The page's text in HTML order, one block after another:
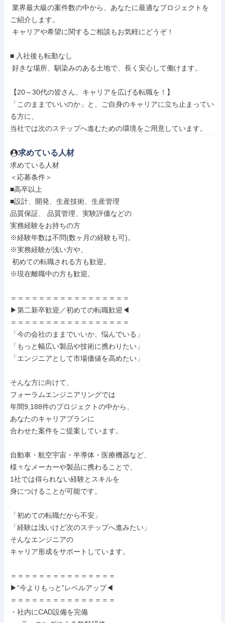
ご紹介します。
■ 入社後も転勤なし
【20～30代の皆さん、キャリアを広げる転職を！】
「このままでいいのか」と、ご自身のキャリアに立ち止まってい
る方に、
当社では次のステップへ進むための環境をご用意しています。
求めている人材
求めている人材
＜応募条件＞
■高卒以上
■設計、開発、生産技術、生産管理
品質保証、 品質管理、実験評価などの
実務経験をお持ちの方
※経験年数は不問(数ヶ月の経験も可)。
※実務経験が浅い方や、
※現在離職中の方も歓迎。
＝＝＝＝＝＝＝＝＝＝＝＝＝＝＝＝＝
▶第二新卒歓迎／初めての転職歓迎◀
＝＝＝＝＝＝＝＝＝＝＝＝＝＝＝＝＝
「今の会社のままでいいか、悩んでいる」
「もっと幅広い製品や技術に携わりたい」
「エンジニアとして市場価値を高めたい」
そんな方に向けて、
フォーラムエンジニアリングでは
年間9,188件のプロジェクトの中から、
あなたのキャリアプランに
合わせた案件をご提案しています。
自動車・航空宇宙・半導体・医療機器など、
様々なメーカーや製品に携わることで、
1社では得られない経験とスキルを
身につけることが可能です。
「初めての転職だから不安」
「経験は浅いけど次のステップへ進みたい」
そんなエンジニアの
キャリア形成をサポートしています。
＝＝＝＝＝＝＝＝＝＝＝＝＝＝＝
▶“今よりもっと”レベルアップ◀
＝＝＝＝＝＝＝＝＝＝＝＝＝＝＝
・社内にCAD設備を完備